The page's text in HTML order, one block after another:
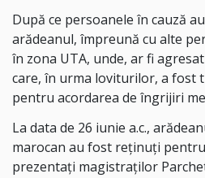
După ce persoanele în cauză
arădeanul, împreună cu alte
în zona UTA, unde, ar fi
care, în urma loviturilor, a fost
pentru acordarea de îngrijiri
La data de 26 iunie a.c.,
marocan au fost reținuți
prezentați magistraților